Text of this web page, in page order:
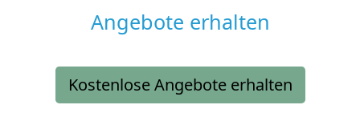
Angebote erhalten
Kostenlose Angebote erhalten